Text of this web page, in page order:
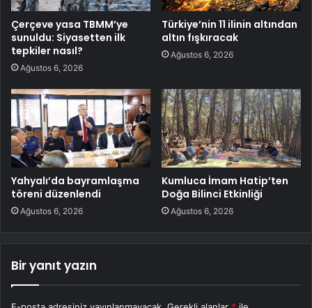
Çerçeve yasa TBMM’ye
sunuldu: Siyasetten ilk
tepkiler nasıl?
Ağustos 6, 2026
Türkiye’nin 11 ilinin altından
altın fışkıracak
Ağustos 6, 2026
Yahyalı’da bayramlaşma
töreni düzenlendi
Ağustos 6, 2026
Kumluca İmam Hatip’ten
Doğa Bilinci Etkinliği
Ağustos 6, 2026
Bir yanıt yazın